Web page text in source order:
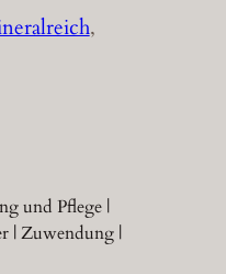
und Pflege |
| Zuwendung |